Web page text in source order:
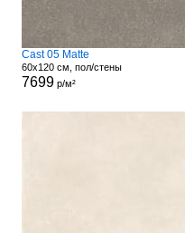
Cast 05 Matte
60x120 см, пол/стены
7699р/м²